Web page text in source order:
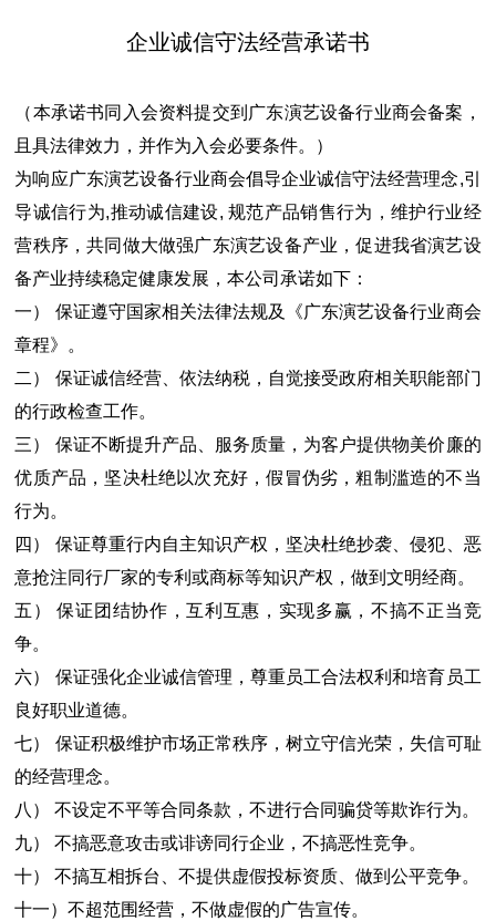
企业诚信守法经营承诺书
（本承诺书同入会资料提交到广东演艺设备行业商会备案，
且具法律效力，并作为入会必要条件。）
为响应广东演艺设备行业商会倡导企业诚信守法经营理念,引
导诚信行为,推动诚信建设, 规范产品销售行为，维护行业经
营秩序，共同做大做强广东演艺设备产业，促进我省演艺设
备产业持续稳定健康发展，本公司承诺如下：
一） 保证遵守国家相关法律法规及《广东演艺设备行业商会
章程》。
二） 保证诚信经营、依法纳税，自觉接受政府相关职能部门
的行政检查工作。
三） 保证不断提升产品、服务质量，为客户提供物美价廉的
优质产品，坚决杜绝以次充好，假冒伪劣，粗制滥造的不当
行为。
四） 保证尊重行内自主知识产权，坚决杜绝抄袭、侵犯、恶
意抢注同行厂家的专利或商标等知识产权，做到文明经商。
五） 保证团结协作，互利互惠，实现多赢，不搞不正当竞
争。
六） 保证强化企业诚信管理，尊重员工合法权利和培育员工
良好职业道德。
七） 保证积极维护市场正常秩序，树立守信光荣，失信可耻
的经营理念。
八） 不设定不平等合同条款，不进行合同骗贷等欺诈行为。
九） 不搞恶意攻击或诽谤同行企业，不搞恶性竞争。
十） 不搞互相拆台、不提供虚假投标资质、做到公平竞争。
十一）不超范围经营，不做虚假的广告宣传。